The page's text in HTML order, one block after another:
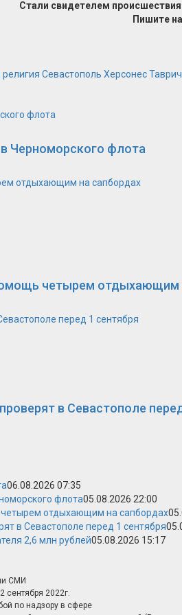
Стали свидетелем
Пишите
религия Севастополь Херсонес
флота
Черноморского флота
отдыхающим на сапбордах
четырем отдыхающим
перед 1 сентября
в Севастополе
06.08.2026 07:35
флота05.08.2026 22:00
отдыхающим на сапбордах
в Севастополе перед 1 сентября
2,6 млн рублей05.08.2026 15:17
СМИ
2022г.
по надзору в сфере